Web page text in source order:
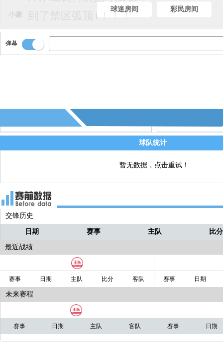
小豪 到了禁区弧顶1！！！
小豪 双方争顶！！！
随后继续大脚开球出去！！
球迷房间 彩民房间
弹幕
球队统计
暂无数据，点击重试！
交锋历史
日期 赛事 主队 比分
最近战绩
赛事 日期 主队 比分 客队 赛事 日期
未来赛程
赛事 日期 主队 客队 赛事 日期